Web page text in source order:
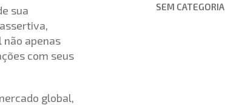
sua
não apenas
com seus
global,
SEM CATEGORIA